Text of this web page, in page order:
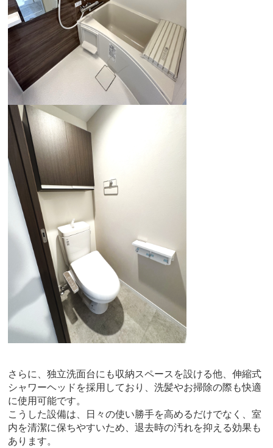
さらに、独立洗面台にも収納スペースを設ける他、伸縮式
シャワーヘッドを採用しており、洗髪やお掃除の際も快適
に使用可能です。
こうした設備は、日々の使い勝手を高めるだけでなく、室
内を清潔に保ちやすいため、退去時の汚れを抑える効果も
あります。